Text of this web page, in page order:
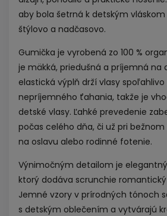
aby bola šetrná k detským
štýlovo a nadčasovo.
Gumička je vyrobená zo 100 %
je mäkká, priedušná a príjemná na
elastická výplň drží vlasy
nepríjemného ťahania, takže je
detské vlasy. Ľahké prevedenie
počas celého dňa, či už pri bežnom
na oslavu alebo rodinné fotenie.
Výnimočným detailom je
ktorý dodáva scrunchie
Jemné vzory v prírodných tónoch
s detským oblečením a vytvárajú